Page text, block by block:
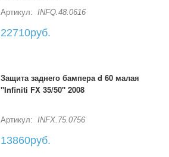
Артикул: INFQ.48.0616
22710руб.
Защита заднего бампера d 60 малая
"Infiniti FX 35/50" 2008
Артикул: INFX.75.0756
13860руб.